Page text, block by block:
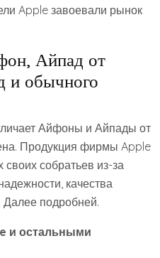
Apple завоевали рынок
Айпад от
и обычного
Айфоны и Айпады от
Продукция фирмы Apple
своих собратьев из-за
качества
Далее подробней.
и остальными